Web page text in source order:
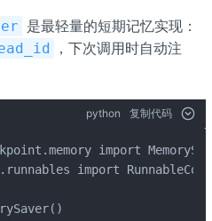
是最轻量的短期记忆实现：
，下次调用时自动注
python 复制代码
import
import